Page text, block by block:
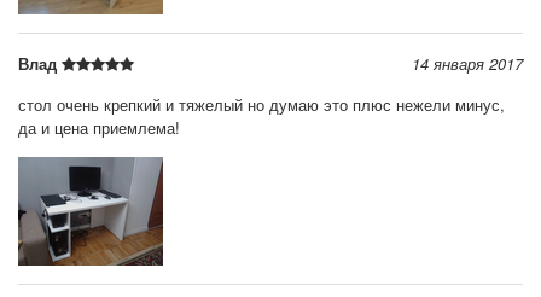
Влад
14 января 2017
стол очень крепкий и тяжелый но думаю это плюс нежели минус,
да и цена приемлема!